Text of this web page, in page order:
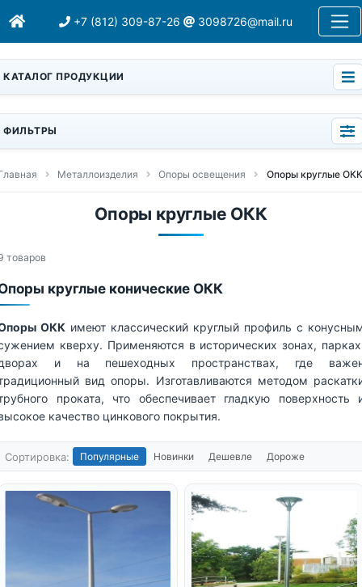
+7 (812) 309-87-26 3098726@mail.ru
КАТАЛОГ ПРОДУКЦИИ
ФИЛЬТРЫ
Металлоизделия Опоры освещения Опоры круглые ОКК
Опоры круглые ОКК
товаров
круглые конические ОКК
ОКК имеют классический круглый профиль с
кверху. Применяются в исторических зонах,
и на пешеходных пространствах, где
вид опоры. Изготавливаются методом
проката, что обеспечивает гладкую поверхность
качество цинкового покрытия.
Сортировка: Популярные Новинки Дешевле Дороже